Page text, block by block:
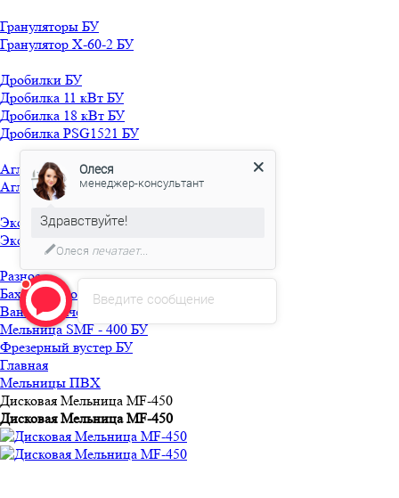
Грануляторы БУ
Гранулятор X-60-2 БУ
Дробилки БУ
Дробилка 11 кВт БУ
Дробилка 18 кВт БУ
Дробилка PSG1521 БУ
Агломераторы БУ
Агломератор HQ-150 БУ
Экструдеры БУ
Экструдер TRUSIOMA 63 БУ
Разное
Бахилосварочная машина БУ
Ванна горячей мойки БУ
Мельница SMF - 400 БУ
Фрезерный вустер БУ
Главная
Мельницы ПВХ
Дисковая Мельница MF-450
Дисковая Мельница MF-450
Введите сообщение
Олеся
менеджер-консультант
Здравствуйте!
Олеся печатает...